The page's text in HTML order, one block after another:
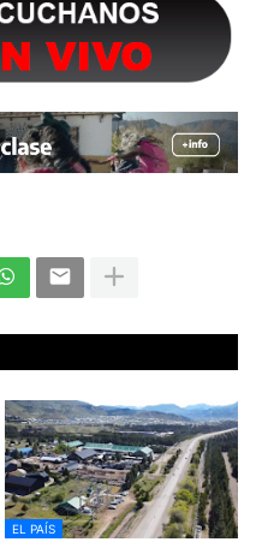
EL PAÍS